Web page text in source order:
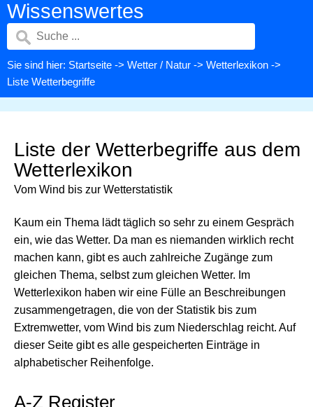
Wissenswertes
Sie sind hier: Startseite -> Wetter / Natur -> Wetterlexikon ->
Liste Wetterbegriffe
Liste der Wetterbegriffe aus dem
Wetterlexikon
Vom Wind bis zur Wetterstatistik
Kaum ein Thema lädt täglich so sehr zu einem Gespräch
ein, wie das Wetter. Da man es niemanden wirklich recht
machen kann, gibt es auch zahlreiche Zugänge zum
gleichen Thema, selbst zum gleichen Wetter. Im
Wetterlexikon haben wir eine Fülle an Beschreibungen
zusammengetragen, die von der Statistik bis zum
Extremwetter, vom Wind bis zum Niederschlag reicht. Auf
dieser Seite gibt es alle gespeicherten Einträge in
alphabetischer Reihenfolge.
A-Z Register